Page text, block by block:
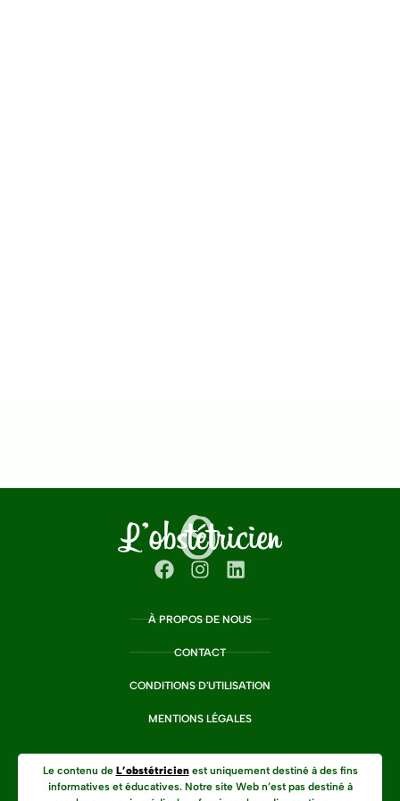
À PROPOS DE NOUS
CONTACT
CONDITIONS D'UTILISATION
MENTIONS LÉGALES
Le contenu de L’obstétricienest uniquement destiné à des fins
informatives et éducatives. Notre site Web n’est pas destiné à